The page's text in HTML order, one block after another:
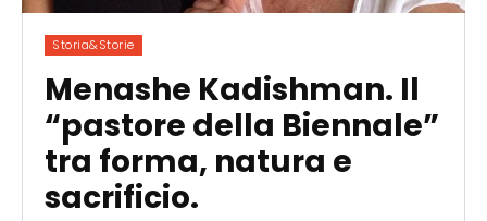
Storia&Storie
Menashe Kadishman. Il
“pastore della Biennale”
tra forma, natura e
sacrificio.